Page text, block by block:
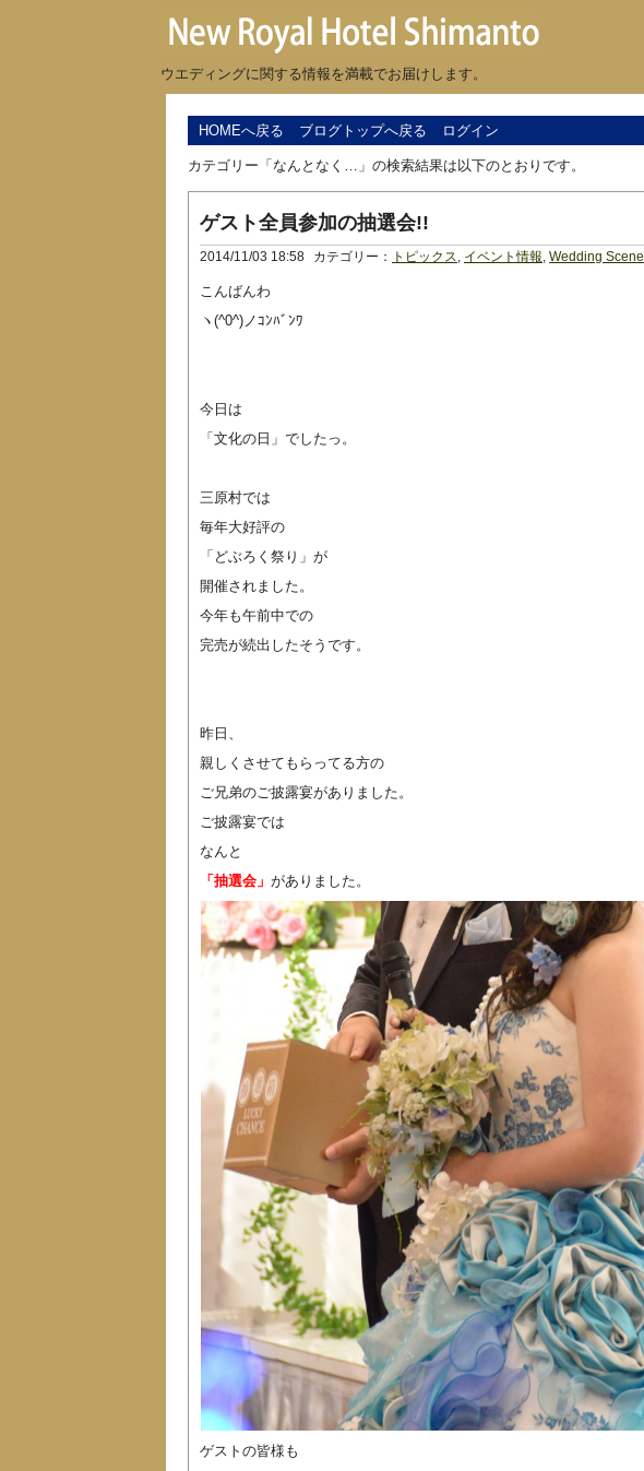
ウエディングに関する情報を満載でお届けします。
HOMEへ戻る ブログトップへ戻る ログイン
カテゴリー「なんとなく…」の検索結果は以下のとおりです。
ゲスト全員参加の抽選会!!
2014/11/03 18:58 カテゴリー： トピックス イベント情報 Wedding Scene
こんばんわ
ヽ(^0^)ノｺﾝﾊﾞﾝﾜ
今日は
「文化の日」でしたっ。
三原村では
毎年大好評の
「どぶろく祭り」が
開催されました。
今年も午前中での
完売が続出したそうです。
昨日、
親しくさせてもらってる方の
ご兄弟のご披露宴がありました。
ご披露宴では
なんと
「抽選会」 がありました。
ゲストの皆様も